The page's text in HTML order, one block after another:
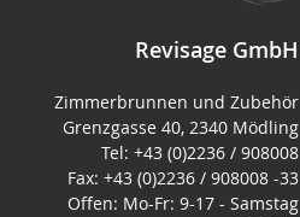
Revisage GmbH
Zimmerbrunnen und Zubehör
Grenzgasse 40, 2340 Mödling
Tel: +43 (0)2236 / 908008
Fax: +43 (0)2236 / 908008 -33
Offen: Mo-Fr: 9-17 - Samstag